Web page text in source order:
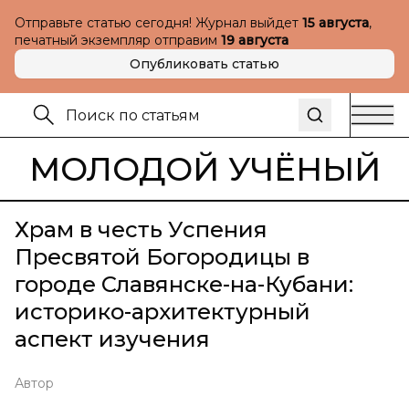
Отправьте статью сегодня! Журнал выйдет 15 августа,
печатный экземпляр отправим 19 августа
Опубликовать статью
МОЛОДОЙ УЧЁНЫЙ
Храм в честь Успения
Пресвятой Богородицы в
городе Славянске-на-Кубани:
историко-архитектурный
аспект изучения
Автор